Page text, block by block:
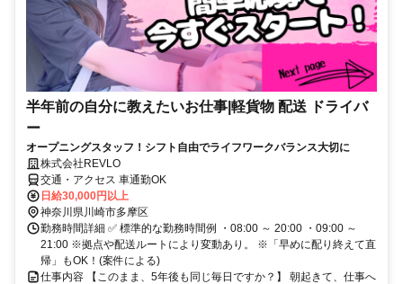
半年前の自分に教えたいお仕事|軽貨物 配送 ドライバ
ー
オープニングスタッフ！シフト自由でライフワークバランス大切に
株式会社REVLO
交通・アクセス 車通勤OK
日給30,000円以上
神奈川県川崎市多摩区
勤務時間詳細 ✅ 標準的な勤務時間例 ・08:00 ～ 20:00 ・09:00 ～
21:00 ※拠点や配送ルートにより変動あり。 ※「早めに配り終えて直
帰」もOK！(案件による)
仕事内容 【このまま、5年後も同じ毎日ですか？】 朝起きて、仕事へ